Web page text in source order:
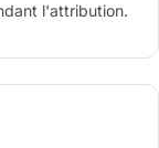
l'attribution.